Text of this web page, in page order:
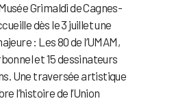
Grimaldi de Cagnes-
dès le 3 juillet une
: Les 80 de l’UMAM,
et 15 dessinateurs
Une traversée artistique
l’histoire de l’Union